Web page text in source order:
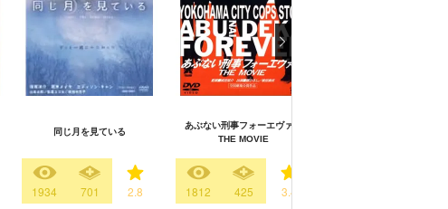
同じ月を見ている
1934 701 2.8
あぶない刑事フォーエヴァー
THE MOVIE
1812 425 3.4